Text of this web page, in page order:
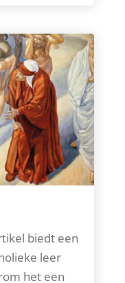
biedt een
leer
het een